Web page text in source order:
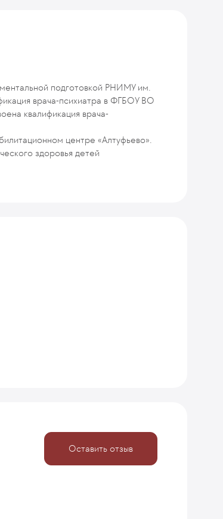
подготовкой РНИМУ им.
врача-психиатра в ФГБОУ ВО
квалификация врача-
центре «Алтуфьево».
здоровья детей
Оставить отзыв